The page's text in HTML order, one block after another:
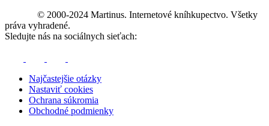
© 2000-2024 Martinus. Internetové kníhkupectvo. Všetky
práva vyhradené.
Sledujte nás na sociálnych sieťach:
Najčastejšie otázky
Nastaviť cookies
Ochrana súkromia
Obchodné podmienky